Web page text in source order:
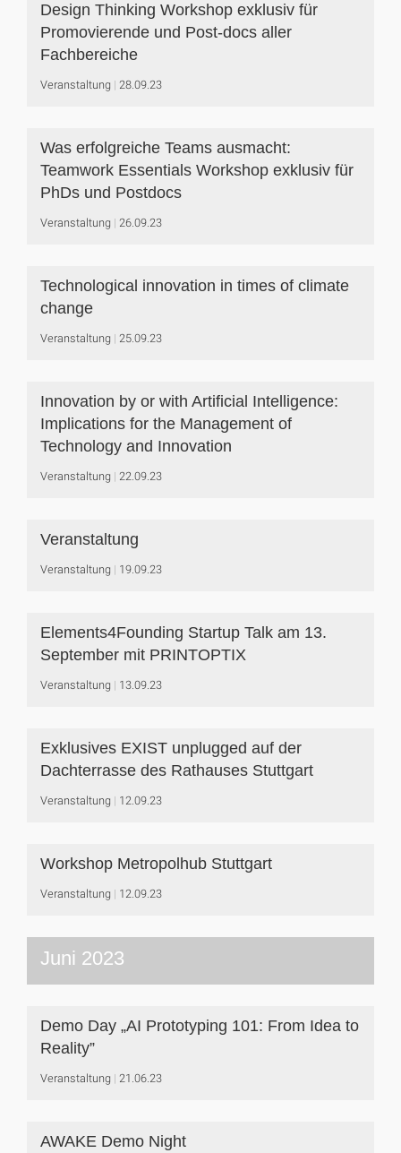
Design Thinking Workshop exklusiv für
Promovierende und Post-docs aller
Fachbereiche
Veranstaltung 28.09.23
Was erfolgreiche Teams ausmacht:
Teamwork Essentials Workshop exklusiv für
PhDs und Postdocs
Veranstaltung 26.09.23
Technological innovation in times of climate
change
Veranstaltung 25.09.23
Innovation by or with Artificial Intelligence:
Implications for the Management of
Technology and Innovation
Veranstaltung 22.09.23
Veranstaltung
Veranstaltung 19.09.23
Elements4Founding Startup Talk am 13.
September mit PRINTOPTIX
Veranstaltung 13.09.23
Exklusives EXIST unplugged auf der
Dachterrasse des Rathauses Stuttgart
Veranstaltung 12.09.23
Workshop Metropolhub Stuttgart
Veranstaltung 12.09.23
Juni 2023
Demo Day „AI Prototyping 101: From Idea to
Reality”
Veranstaltung 21.06.23
AWAKE Demo Night